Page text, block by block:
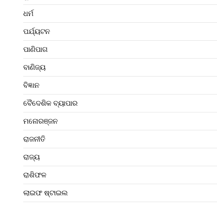
ଧର୍ମ
ପର୍ଯ୍ୟଟନ
ପାଣିପାଗ
ବାଣିଜ୍ୟ
ବିଜ୍ଞାନ
ବୈଦେଶିକ ବ୍ୟାପାର
ମନୋରଞ୍ଜନ
ରାଜନୀତି
ରାଜ୍ୟ
ରାଶିଫଳ
ଲାଇଫ ଷ୍ଟାଇଲ